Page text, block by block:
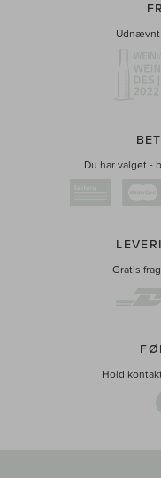
Udnævnt
Du har valget -
Gratis
Hold